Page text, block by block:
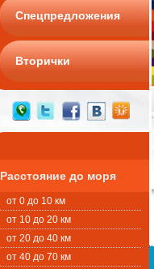
Спецпредложения
Вторички
Расстояние до моря
от 0 до 10 км
от 10 до 20 км
от 20 до 40 км
от 40 до 70 км